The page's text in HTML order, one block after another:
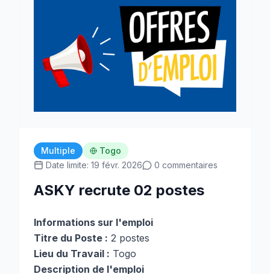
Multiple
Togo
Date limite: 19 févr. 2026
0 commentaires
ASKY recrute 02 postes
Informations sur l'emploi
Titre du Poste : 2 postes
Lieu du Travail : Togo
Description de l'emploi